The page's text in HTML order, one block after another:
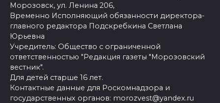
Морозовск, ул. Ленина 206,
Временно Исполняющий обязанности директора-
главного редактора Подскребкина Светлана
Юрьевна
Учредитель: Общество с ограниченной
ответственностью "Редакция газеты "Морозовский
вестник".
Для детей старше 16 лет.
Контактные данные для Роскомнадзора и
государственных органов: morozvest@yandex.ru